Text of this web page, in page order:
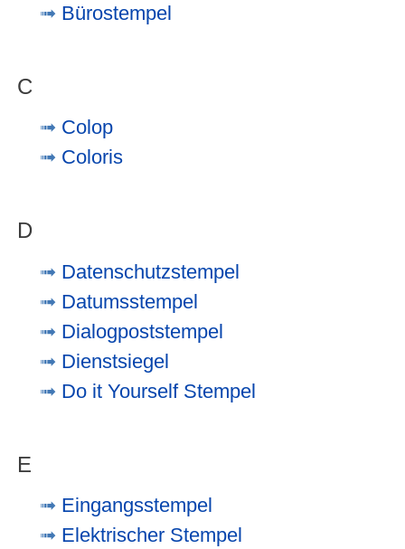
Bürostempel
C
Colop
Coloris
D
Datenschutzstempel
Datumsstempel
Dialogpoststempel
Dienstsiegel
Do it Yourself Stempel
E
Eingangsstempel
Elektrischer Stempel